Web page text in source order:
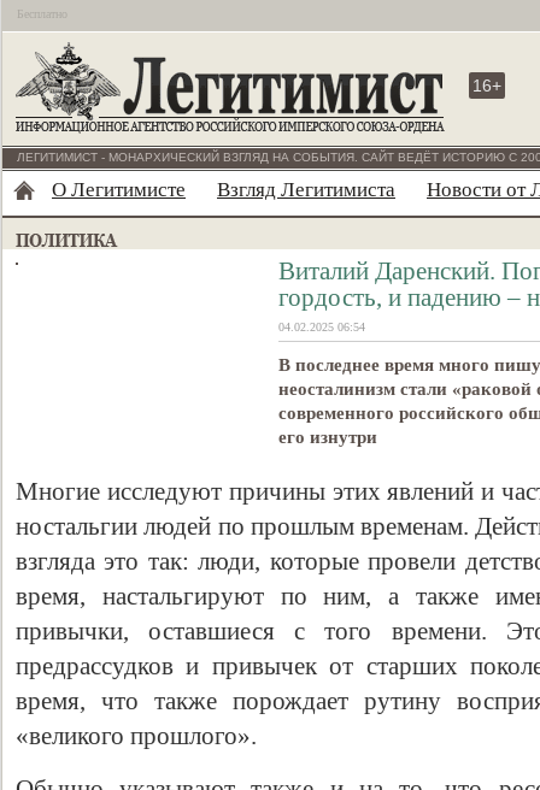
Бесплатно
16+
ЛЕГИТИМИСТ - МОНАРХИЧЕСКИЙ ВЗГЛЯД НА СОБЫТИЯ. САЙТ ВЕДЁТ ИСТОРИЮ С
О Легитимисте Взгляд Легитимиста Новости от
Виталий Даренский.
гордость, и падению –
04.02.2025 06:54
В последнее время много
неосталинизм стали
современного российского
его изнутри
Многие исследуют причины этих явлений и
ностальгии людей по прошлым временам.
взгляда это так: люди, которые провели
время, настальгируют по ним, а также
привычки, оставшиеся с того времени.
предрассудков и привычек от старших
время, что также порождает рутину
«великого прошлого».